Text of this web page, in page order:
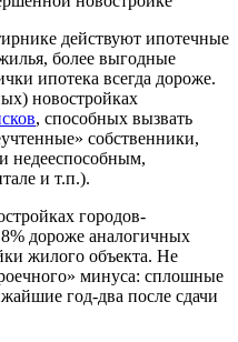
действуют ипотечные
более выгодные
ипотека всегда дороже.
новостройках
, способных вызвать
собственники,
недееспособным,
и т.п.).
городов-
дороже аналогичных
жилого объекта. Не
минуса: сплошные
год-два после сдачи